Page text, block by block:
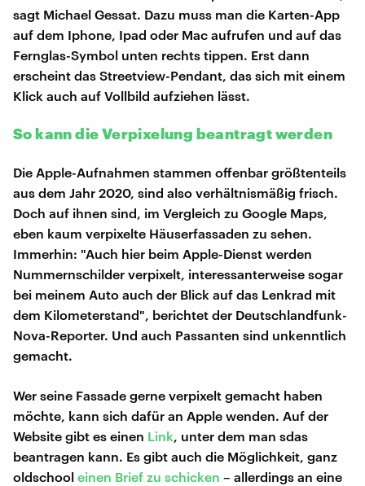
sagt Michael Gessat. Dazu muss man die Karten-App
auf dem Iphone, Ipad oder Mac aufrufen und auf das
Fernglas-Symbol unten rechts tippen. Erst dann
erscheint das Streetview-Pendant, das sich mit einem
Klick auch auf Vollbild aufziehen lässt.
So kann die Verpixelung beantragt werden
Die Apple-Aufnahmen stammen offenbar größtenteils
aus dem Jahr 2020, sind also verhältnismäßig frisch.
Doch auf ihnen sind, im Vergleich zu Google Maps,
eben kaum verpixelte Häuserfassaden zu sehen.
Immerhin: "Auch hier beim Apple-Dienst werden
Nummernschilder verpixelt, interessanterweise sogar
bei meinem Auto auch der Blick auf das Lenkrad mit
dem Kilometerstand", berichtet der Deutschlandfunk-
Nova-Reporter. Und auch Passanten sind unkenntlich
gemacht.
Wer seine Fassade gerne verpixelt gemacht haben
möchte, kann sich dafür an Apple wenden. Auf der
Website gibt es einen Link , unter dem man sdas
beantragen kann. Es gibt auch die Möglichkeit, ganz
oldschool einen Brief zu schicken – allerdings an eine